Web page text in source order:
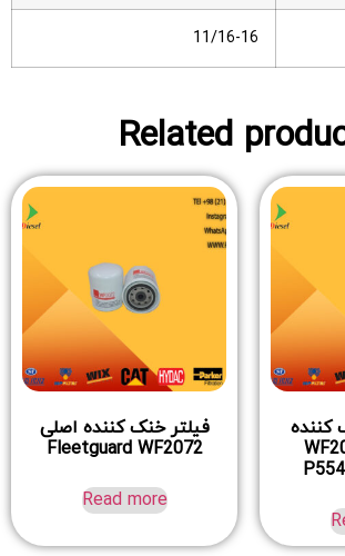
11/16-16
Related
کننده
فیلتر خنک کننده اصلی
Fleetguard WF2072
Read more